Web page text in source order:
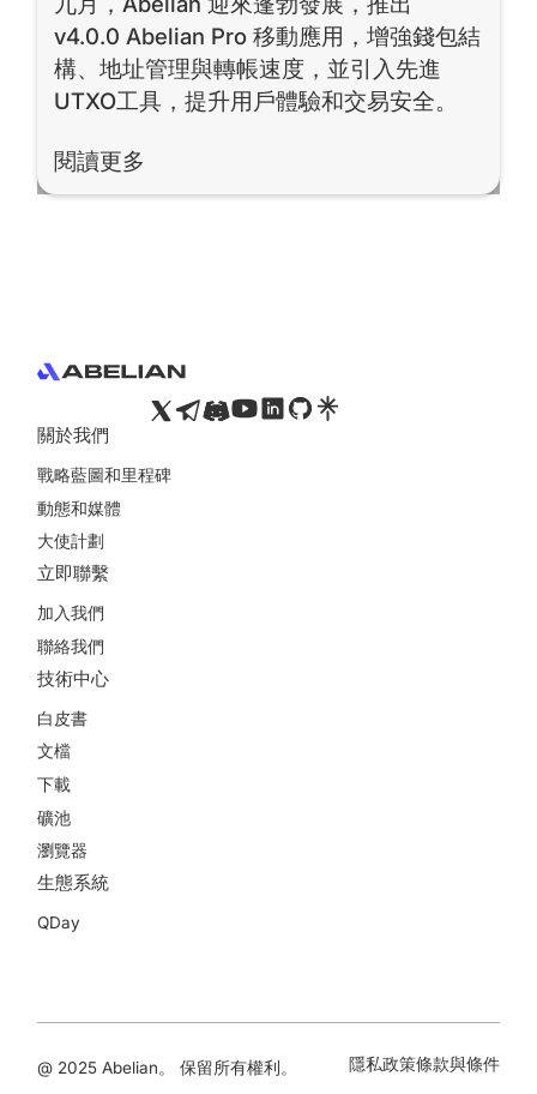
v4.0.0 Abelian Pro 移動應用，增強錢包結
構、地址管理與轉帳速度，並引入先進
UTXO工具，提升用戶體驗和交易安全。
閱讀更多
閱讀更多
關於我們
戰略藍圖和里程碑
動態和媒體
大使計劃
立即聯繫
加入我們
聯絡我們
技術中心
白皮書
文檔
下載
礦池
瀏覽器
生態系統
QDay
@ 2025 Abelian。 保留所有權利。 隱私政策條款與條件